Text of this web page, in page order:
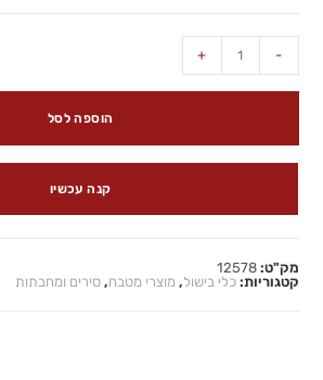
-
+
הוספה לסל
קנה עכשיו
מק"ט:12578
קטגוריות:כלי בישול, מוצרי מטבח,סירים ומחבתות